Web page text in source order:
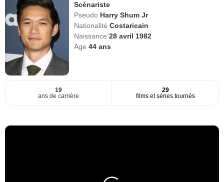
Scénariste
Pseudo Harry Shum Jr
NationalitéCostaricain
Naissance28 avril 1982
Age44 ans
19
ans de carrière
29
films et séries tournés